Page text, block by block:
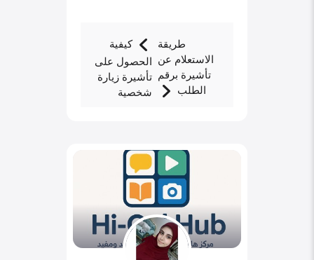
كيفية
الحصول على
تأشيرة زيارة
شخصية
طريقة
الاستعلام عن
تأشيرة برقم
الطلب